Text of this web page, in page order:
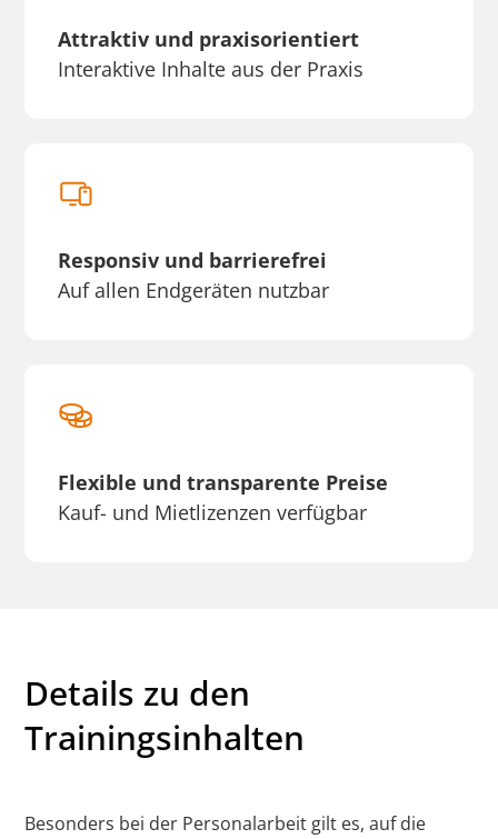
Attraktiv und praxisorientiert
Interaktive Inhalte aus der Praxis
Responsiv und barrierefrei
Auf allen Endgeräten nutzbar
Flexible und transparente Preise
Kauf- und Mietlizenzen verfügbar
Details zu den
Trainingsinhalten
Besonders bei der Personalarbeit gilt es, auf die